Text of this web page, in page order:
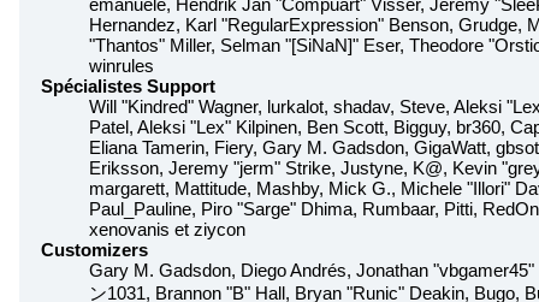
Hernandez, Karl "RegularExpression" Benson, Grudge,
"Thantos" Miller, Selman "[SiNaN]" Eser, Theodore
winrules
Spécialistes Support
Will "Kindred" Wagner, lurkalot, shadav, Steve, Aleksi
Patel, Aleksi "Lex" Kilpinen, Ben Scott, Bigguy, br360,
Eliana Tamerin, Fiery, Gary M. Gadsdon, GigaWatt,
Eriksson, Jeremy "jerm" Strike, Justyne, K@, Kevin
margarett, Mattitude, Mashby, Mick G., Michele "Illori"
Paul_Pauline, Piro "Sarge" Dhima, Rumbaar, Pitti,
xenovanis et ziycon
Customizers
Gary M. Gadsdon, Diego Andrés, Jonathan
ン1031, Brannon "B" Hall, Bryan "Runic" Deakin, Bugo,